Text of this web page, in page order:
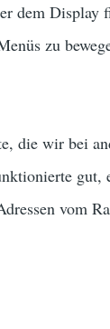
dem Display
zu
die wir bei
vom